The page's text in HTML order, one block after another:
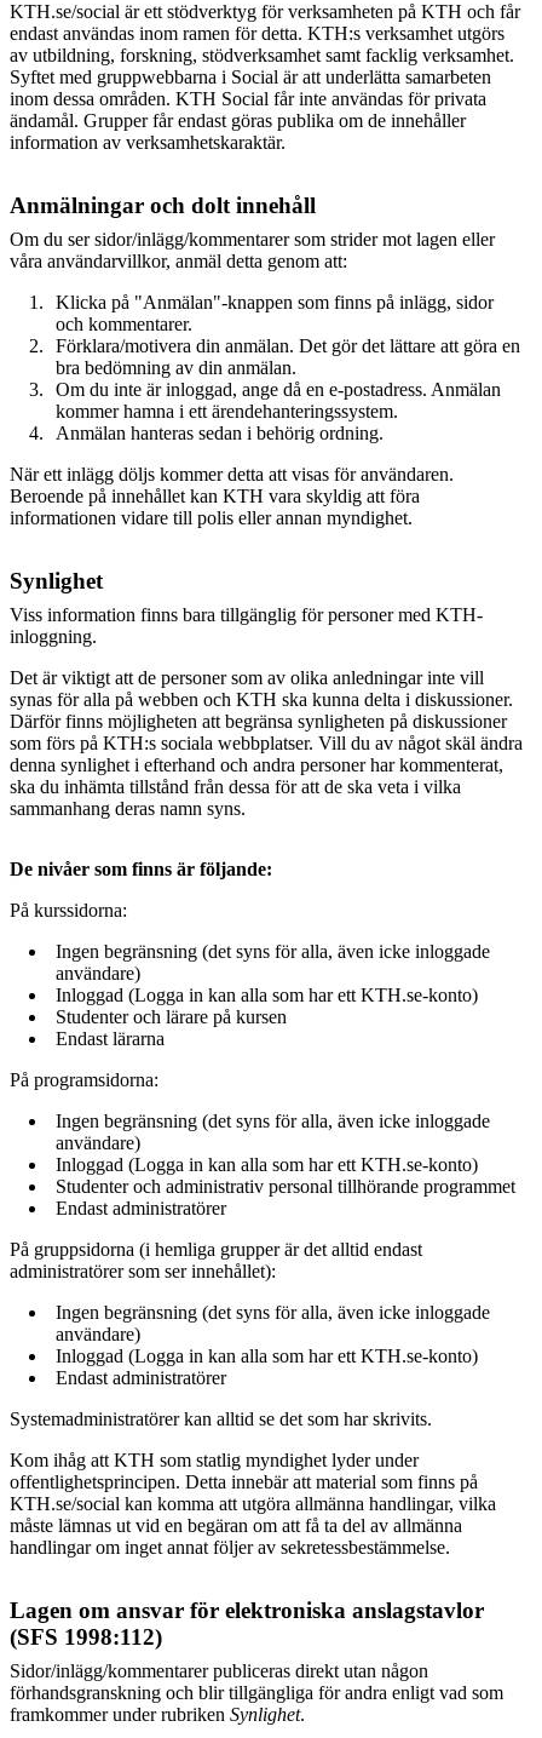
KTH.se/social är ett stödverktyg för verksamheten på KTH och får
endast användas inom ramen för detta. KTH:s verksamhet utgörs
av utbildning, forskning, stödverksamhet samt facklig verksamhet.
Syftet med gruppwebbarna i Social är att underlätta samarbeten
inom dessa områden. KTH Social får inte användas för privata
ändamål. Grupper får endast göras publika om de innehåller
information av verksamhetskaraktär.
Anmälningar och dolt innehåll
Om du ser sidor/inlägg/kommentarer som strider mot lagen eller
våra användarvillkor, anmäl detta genom att:
Klicka på "Anmälan"-knappen som finns på inlägg, sidor
och kommentarer.
Förklara/motivera din anmälan. Det gör det lättare att göra en
bra bedömning av din anmälan.
Om du inte är inloggad, ange då en e-postadress. Anmälan
kommer hamna i ett ärendehanteringssystem.
Anmälan hanteras sedan i behörig ordning.
När ett inlägg döljs kommer detta att visas för användaren.
Beroende på innehållet kan KTH vara skyldig att föra
informationen vidare till polis eller annan myndighet.
Synlighet
Viss information finns bara tillgänglig för personer med KTH-
inloggning.
Det är viktigt att de personer som av olika anledningar inte vill
synas för alla på webben och KTH ska kunna delta i diskussioner.
Därför finns möjligheten att begränsa synligheten på diskussioner
som förs på KTH:s sociala webbplatser. Vill du av något skäl ändra
denna synlighet i efterhand och andra personer har kommenterat,
ska du inhämta tillstånd från dessa för att de ska veta i vilka
sammanhang deras namn syns.
De nivåer som finns är följande:
På kurssidorna:
Ingen begränsning (det syns för alla, även icke inloggade
användare)
Inloggad (Logga in kan alla som har ett KTH.se-konto)
Studenter och lärare på kursen
Endast lärarna
På programsidorna:
Ingen begränsning (det syns för alla, även icke inloggade
användare)
Inloggad (Logga in kan alla som har ett KTH.se-konto)
Studenter och administrativ personal tillhörande programmet
Endast administratörer
På gruppsidorna (i hemliga grupper är det alltid endast
administratörer som ser innehållet):
Ingen begränsning (det syns för alla, även icke inloggade
användare)
Inloggad (Logga in kan alla som har ett KTH.se-konto)
Endast administratörer
Systemadministratörer kan alltid se det som har skrivits.
Kom ihåg att KTH som statlig myndighet lyder under
offentlighetsprincipen. Detta innebär att material som finns på
KTH.se/social kan komma att utgöra allmänna handlingar, vilka
måste lämnas ut vid en begäran om att få ta del av allmänna
handlingar om inget annat följer av sekretessbestämmelse.
Lagen om ansvar för elektroniska anslagstavlor
(SFS 1998:112)
Sidor/inlägg/kommentarer publiceras direkt utan någon
förhandsgranskning och blir tillgängliga för andra enligt vad som
framkommer under rubriken Synlighet.